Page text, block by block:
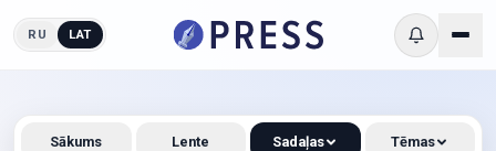
RU LAT
Sākums Lente Sadaļas Tēmas